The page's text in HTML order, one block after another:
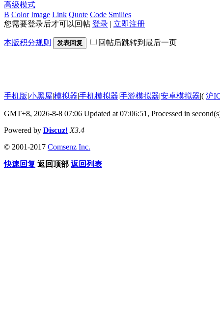
高级模式
B Color Image Link Quote Code Smilies
您需要登录后才可以回帖 登录 | 立即注册
本版积分规则 发表回复 回帖后跳转到最后一页
手机版|小黑屋|模拟器|手机模拟器|手游模拟器|安卓模拟器|( 沪
GMT+8, 2026-8-8 07:06 Updated at 07:06:51, Processed in
Powered by Discuz! X3.4
© 2001-2017 Comsenz Inc.
快速回复 返回顶部 返回列表